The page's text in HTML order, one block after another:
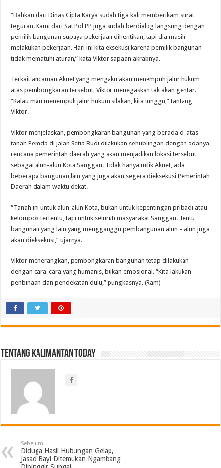
“Bahkan dari Dinas Cipta Karya sudah tiga kali memberikam surat
teguran. Kami dari Sat Pol PP juga sudah berdialog langsung dengan
pemilik bangunan supaya pekerjaan dihentikan, tapi dia masih
melakukan pekerjaan. Hari ini kita eksekusi karena pemilik bangunan
tidak mematuhi aturan,” kata Viktor sapaan akrabnya.
Terkait ancaman Akuet yang mengaku akan menempuh jalur hukum
atas pembongkaran tersebut, Viktor menegaskan tak akan gentar.
“Kalau mau menempuh jalur hukum silakan, kita tunggu,” tantang
Viktor.
Viktor menjelaskan, pembongkaran bangunan yang berada di atas
tanah Pemda di jalan Setia Budi dilakukan sehubungan dengan adanya
rencana pemerintah daerah yang akan menjadikan lokasi tersebut
sebagai alun-alun Kota Sanggau. Tidak hanya milik Akuet, ada
beberapa bangunan lain yang juga akan segera dieksekusi Pemerintah
Daerah dalam waktu dekat.
“Tanah ini untuk alun-alun Kota, bukan untuk kepentingan pribadi atau
kelompok tertentu, tapi untuk seluruh masyarakat Sanggau. Tentu
bangunan yang lain yang mengganggu pembangunan alun – alun juga
akan dieksekusi,” ujarnya.
Viktor menerangkan, pembongkaran bangunan tetap dilakukan
dengan cara-cara yang humanis, bukan emosional. “Kita lakukan
penbinaan dan pendekatan dulu,” pungkasnya. (Ram)
Tentang Kalimantan Today
Sebelum
Diduga Hasil Hubungan Gelap,
Jasad Bayi Ditemukan Ngambang
Dipinggir Sungai